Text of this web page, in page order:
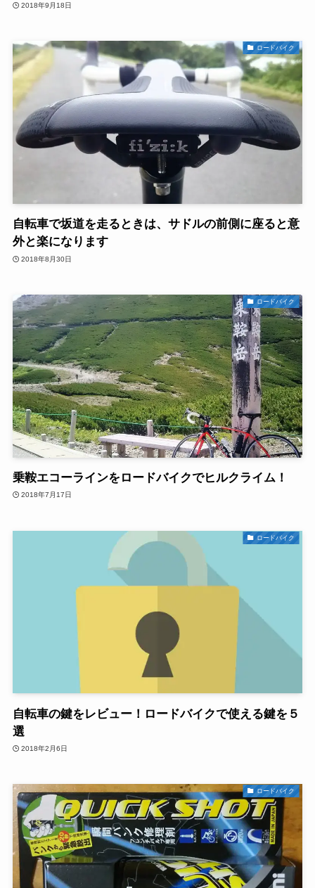
2018年9月18日
ロードバイク
自転車で坂道を走るときは、サドルの前側に座ると意
外と楽になります
2018年8月30日
ロードバイク
乗鞍エコーラインをロードバイクでヒルクライム！
2018年7月17日
ロードバイク
自転車の鍵をレビュー！ロードバイクで使える鍵を５
選
2018年2月6日
ロードバイク